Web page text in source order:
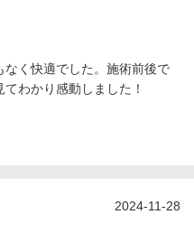
く快適でした。施術前後で
わかり感動しました！
2024-11-28